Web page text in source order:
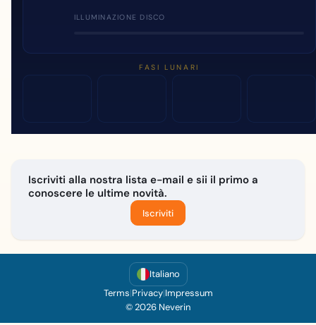
ILLUMINAZIONE DISCO
FASI LUNARI
Iscriviti alla nostra lista e-mail e sii il primo a
conoscere le ultime novità.
Iscriviti
Italiano
Terms|Privacy|Impressum
© 2026 Neverin